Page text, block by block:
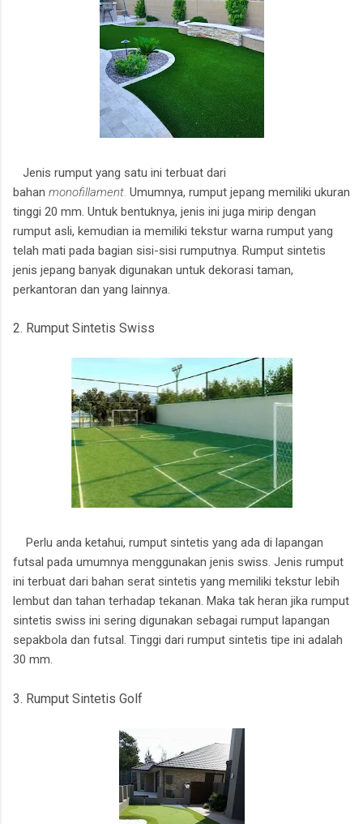
Jenis rumput yang satu ini terbuat dari
bahan monofillament. Umumnya, rumput jepang memiliki ukuran
tinggi 20 mm. Untuk bentuknya, jenis ini juga mirip dengan
rumput asli, kemudian ia memiliki tekstur warna rumput yang
telah mati pada bagian sisi-sisi rumputnya. Rumput sintetis
jenis jepang banyak digunakan untuk dekorasi taman,
perkantoran dan yang lainnya.
2. Rumput Sintetis Swiss
Perlu anda ketahui, rumput sintetis yang ada di lapangan
futsal pada umumnya menggunakan jenis swiss. Jenis rumput
ini terbuat dari bahan serat sintetis yang memiliki tekstur lebih
lembut dan tahan terhadap tekanan. Maka tak heran jika rumput
sintetis swiss ini sering digunakan sebagai rumput lapangan
sepakbola dan futsal. Tinggi dari rumput sintetis tipe ini adalah
30 mm.
3. Rumput Sintetis Golf